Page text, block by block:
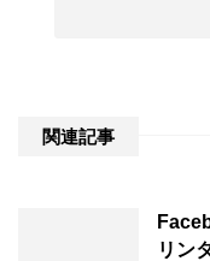
関連記事
リン